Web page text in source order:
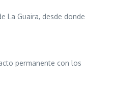
La Guaira, desde donde
permanente con los